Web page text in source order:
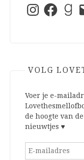
InstagramFacebook
E-
VOLG
Voer je e-
de hoogte van
nieuwtjes ♥
E-